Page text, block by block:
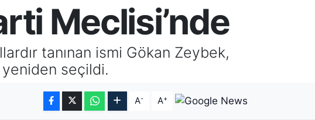
Meclisi’nde
tanınan ismi Gökan Zeybek,
seçildi.
A- A+